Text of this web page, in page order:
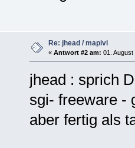
Re: jhead / mapivi
« Antwort #2 am: 01.
jhead : sprich
sgi- freeware -
aber fertig als